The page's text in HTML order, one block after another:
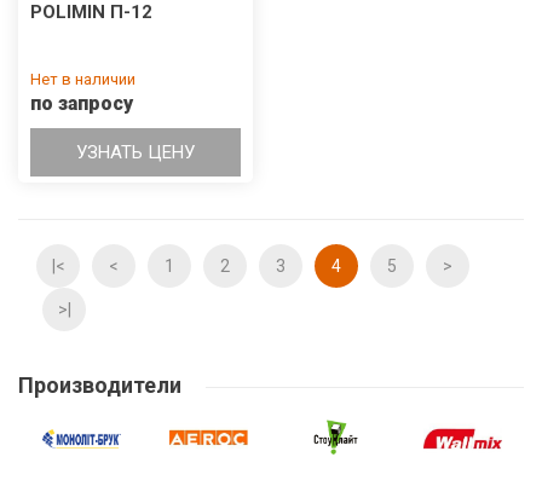
POLIMIN П-12
Нет в наличии
по запросу
УЗНАТЬ ЦЕНУ
|< < 1 2 3 4 5 >
>|
Производители